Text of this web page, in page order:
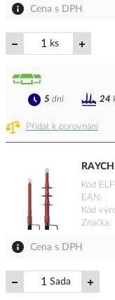
Cena s DPH
ks
Přidat k porovnání
5 dní 24
Kód
EAN
Kód
Značka
Cena s DPH
Sada